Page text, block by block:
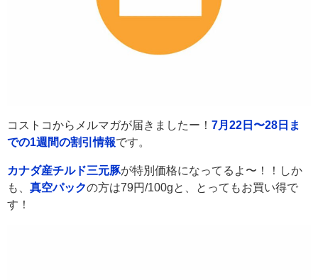
コストコからメルマガが届きましたー！ 7月22日〜28日ま
での1週間の割引情報です。
カナダ産チルド三元豚が特別価格になってるよ〜！！しか
も、 真空パックの方は79円/100gと、とってもお買い得で
す！